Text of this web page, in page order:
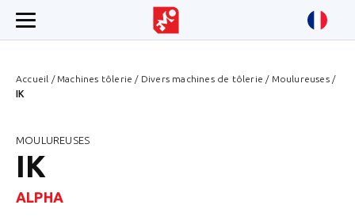
Accueil / Machines tôlerie / Divers machines de tôlerie / Moulureuses/
IK
MOULUREUSES
IK
ALPHA